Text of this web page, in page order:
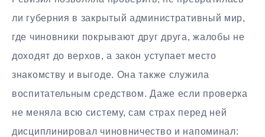
ли губерния в закрытый административный мир,
где чиновники покрывают друг друга, жалобы не
доходят до верхов, а закон уступает место
знакомству и выгоде. Она также служила
воспитательным средством. Даже если проверка
не меняла всю систему, сам страх перед ней
дисциплинировал чиновничество и напоминал: